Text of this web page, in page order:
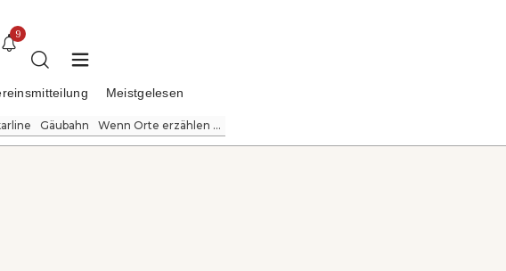
9
Meistgelesen
Gäubahn Wenn Orte erzählen ...